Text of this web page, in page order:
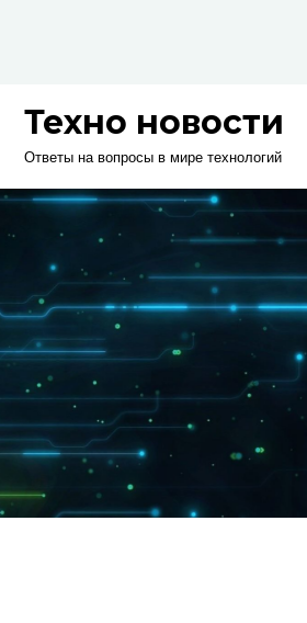
Техно новости
Ответы на вопросы в мире технологий